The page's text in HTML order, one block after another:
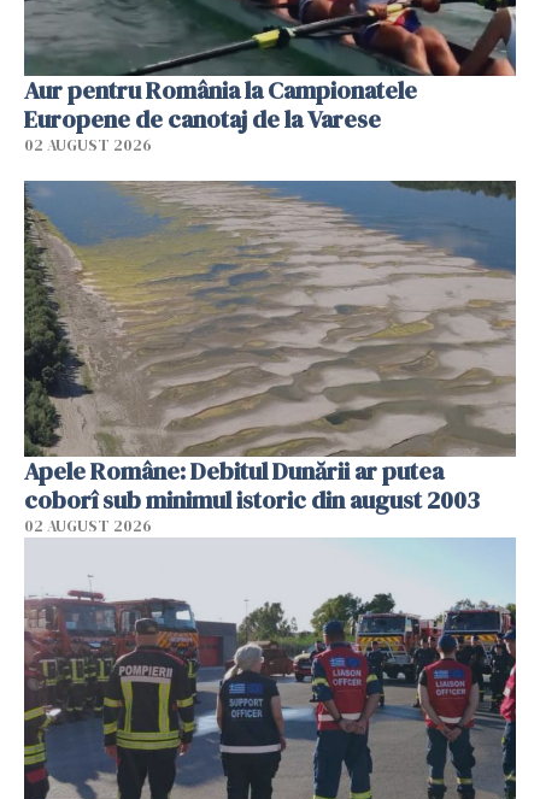
Aur pentru România la Campionatele
Europene de canotaj de la Varese
02 AUGUST 2026
Apele Române: Debitul Dunării ar putea
coborî sub minimul istoric din august 2003
02 AUGUST 2026